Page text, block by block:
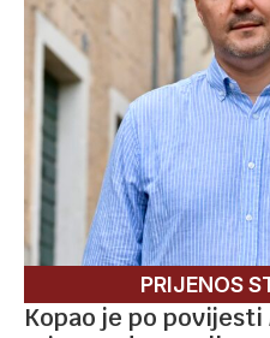
PRIJENOS
Kopao je po